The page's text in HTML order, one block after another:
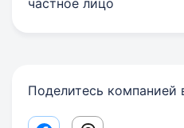
частное лицо
Поделитесь компанией